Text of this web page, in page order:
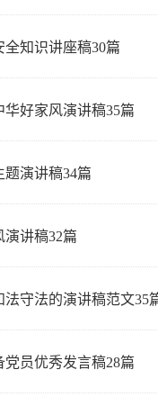
全知识讲座稿30篇
华好家风演讲稿35篇
演讲稿34篇
演讲稿32篇
法守法的演讲稿范文35
党员优秀发言稿28篇